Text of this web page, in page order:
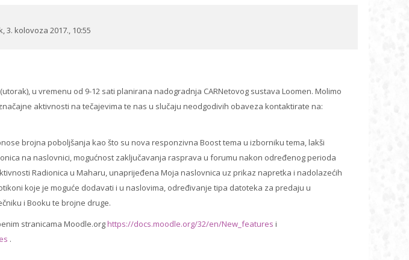
3. kolovoza 2017., 10:55
u vremenu od 9-12 sati planirana nadogradnja CARNetovog sustava Loomen. Molimo
aktivnosti na tečajevima te nas u slučaju neodgodivih obaveza kontaktirate na:
brojna poboljšanja kao što su nova responzivna Boost tema u izborniku tema, lakši
na naslovnici, mogućnost zaključavanja rasprava u forumu nakon određenog perioda
Radionica u Maharu, unaprijeđena Moja naslovnica uz prikaz napretka i nadolazećih
koje je moguće dodavati i u naslovima, određivanje tipa datoteka za predaju u
i Booku te brojne druge.
stranicama Moodle.orghttps://docs.moodle.org/32/en/New_features i
.